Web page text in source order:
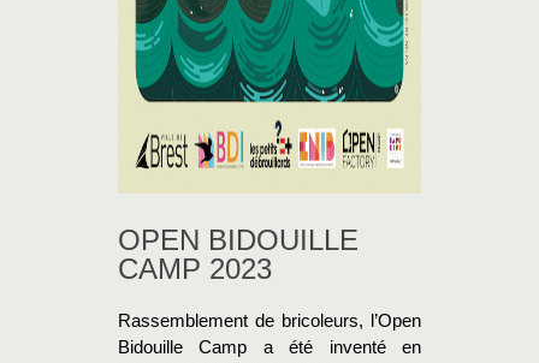
OPEN BIDOUILLE
CAMP 2023
Rassemblement de bricoleurs, l’Open
Bidouille Camp a été inventé en